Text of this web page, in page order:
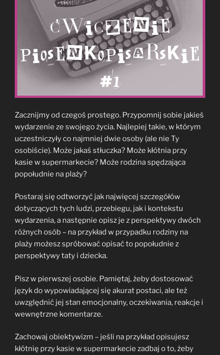
Zacznijmy od czegoś prostego. Przypomnij sobie jakieś
wydarzenie ze swojego życia. Najlepiej takie, w którym
uczestniczyły co najmniej dwie osoby (ale nie Ty
osobiście). Może jakaś stłuczka? Może kłótnia przy
kasie w supermarkecie? Może rodzina spędzająca
popołudnie na plaży?
Postaraj się odtworzyć jak najwięcej szczegółów
dotyczących tych ludzi, przebiegu, jak i kontekstu
wydarzenia, a następnie opisz je z perspektywy dwóch
różnych osób – na przykład w przypadku rodziny na
plaży możesz spróbować opisać to popołudnie z
perspektywy taty i dziecka.
Pisz w pierwszej osobie. Pamiętaj, żeby dostosować
język do wypowiadającej się akurat postaci, ale też
uwzględnić jej stan emocjonalny, oczekiwania, reakcje i
wewnętrzne komentarze.
Zachowaj obiektywizm – jeśli na przykład opisujesz
kłótnię przy kasie w supermarkecie zadbaj o to, żeby